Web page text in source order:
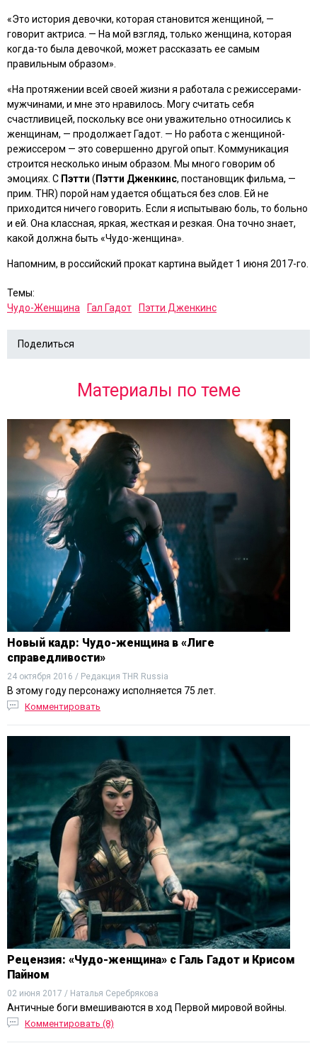
«Это история девочки, которая становится женщиной, —
говорит актриса. — На мой взгляд, только женщина, которая
когда-то была девочкой, может рассказать ее самым
правильным образом».
«На протяжении всей своей жизни я работала с режиссерами-
мужчинами, и мне это нравилось. Могу считать себя
счастливицей, поскольку все они уважительно относились к
женщинам, — продолжает Гадот. — Но работа с женщиной-
режиссером — это совершенно другой опыт. Коммуникация
строится несколько иным образом. Мы много говорим об
эмоциях. С Пэтти ( Пэтти Дженкинс, постановщик фильма, —
прим. THR) порой нам удается общаться без слов. Ей не
приходится ничего говорить. Если я испытываю боль, то больно
и ей. Она классная, яркая, жесткая и резкая. Она точно знает,
какой должна быть «Чудо-женщина».
Напомним, в российский прокат картина выйдет 1 июня 2017-го.
Темы:
Чудо-Женщина
Гал Гадот Пэтти Дженкинс
Поделиться
Материалы по теме
Новый кадр: Чудо-женщина в «Лиге
справедливости»
24 октября 2016 / Редакция THR Russia
В этому году персонажу исполняется 75 лет.
Комментировать
Рецензия: «Чудо-женщина» с Галь Гадот и Крисом
Пайном
02 июня 2017 / Наталья Серебрякова
Античные боги вмешиваются в ход Первой мировой войны.
Комментировать (8)